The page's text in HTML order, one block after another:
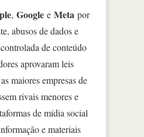
, Google e Meta por
abusos de dados e
de conteúdo
aprovaram leis
maiores empresas de
rivais menores e
de mídia social
e materiais